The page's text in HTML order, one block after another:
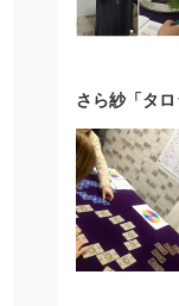
さら紗「タロ